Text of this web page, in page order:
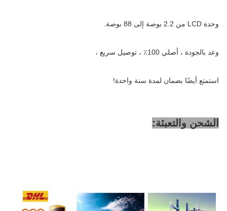
وحدة LCD من 2.2 بوصة إلى 88 بوصة.
وعد بالجودة ، أصلي 100٪ ، توصيل سريع ،
استمتع أيضًا بضمان لمدة سنة واحدة!
الشحن والتعبئة: